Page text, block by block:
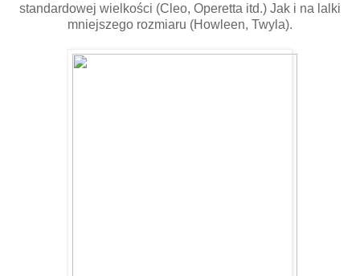
standardowej wielkości (Cleo, Operetta itd.) Jak i na lalki
mniejszego rozmiaru (Howleen, Twyla).